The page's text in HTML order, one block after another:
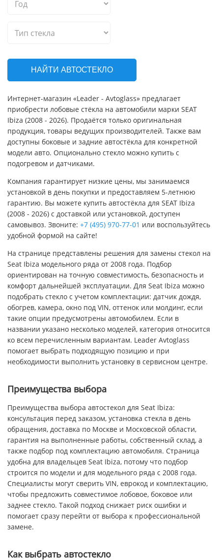
НАЙТИ АВТОСТЕКЛО
Интернет-магазин «Leader - Avtoglass» предлагает
приобрести лобовые стёкла на автомобили марки SEAT
Ibiza (2008 - 2026). Продаётся только оригинальная
продукция, товары ведущих производителей. Также вам
доступны боковые и задние автостёкла для конкретной
модели авто. Опционально стекло можно купить с
подогревом и датчиками.
Компания гарантирует низкие цены, мы занимаемся
установкой в день покупки и предоставляем 5-летнюю
гарантию. Вы можете купить автостёкла для SEAT Ibiza
(2008 - 2026) с доставкой или установкой, доступен
самовывоз. Звоните: +7 (495) 970-77-01 или воспользуйтесь
удобной формой на сайте!
На странице представлены решения для замены стекол на
Seat Ibiza модельного ряда от 2008 года. Подбор
ориентирован на точную совместимость, безопасность и
комфорт дальнейшей эксплуатации. Для Seat Ibiza можно
подобрать стекло с учетом комплектации: датчик дождя,
обогрев, камера, окно под VIN, оттенок или молдинг, если
такие опции предусмотрены автомобилем. Если в
названии указано несколько моделей, категория относится
ко всем перечисленным вариантам. Leader Avtoglass
помогает выбрать подходящую позицию и при
необходимости выполнить установку в сервисном центре.
Преимущества выбора
Преимущества выбора автостекол для Seat Ibiza:
консультация перед заказом, установка стекла в день
обращения, доставка по Москве и Московской области,
гарантия на выполненные работы, собственный склад, а
также подбор под комплектацию автомобиля. Страница
удобна для владельцев Seat Ibiza, потому что подбор
строится по модели и для модельного ряда с 2008 года.
Специалисты могут сверить VIN, еврокод и комплектацию,
чтобы предложить совместимое лобовое, боковое или
заднее стекло. Такой подход снижает риск ошибки и
помогает сразу перейти от выбора к профессиональной
замене.
Как выбрать автостекло